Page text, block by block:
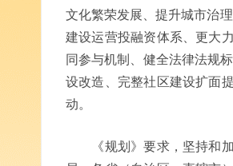
文化繁荣发展、提升城市治
建设运营投融资体系、更大
同参与机制、健全法律法规
设改造、完整社区建设扩面
动。
《规划》要求，坚持和加